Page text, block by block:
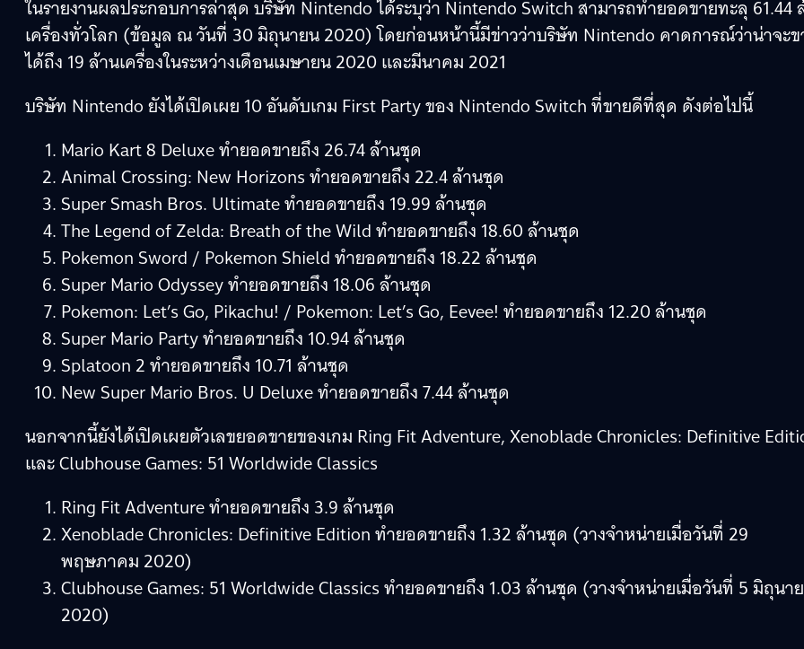
ในรายงานผลประกอบการล่าสุด บริษัท Nintendo ได้ระบุว่า Nintendo Switch สามารถทำยอดขายทะลุ 61.44
เครื่องทั่วโลก (ข้อมูล ณ วันที่ 30 มิถุนายน 2020) โดยก่อนหน้านี้มีข่าวว่าบริษัท Nintendo คาดการณ์ว่าน่าจะข
ได้ถึง 19 ล้านเครื่องในระหว่างเดือนเมษายน 2020 และมีนาคม 2021
บริษัท Nintendo ยังได้เปิดเผย 10 อันดับเกม First Party ของ Nintendo Switch ที่ขายดีที่สุด ดังต่อไปนี้
Mario Kart 8 Deluxe ทำยอดขายถึง 26.74 ล้านชุด
Animal Crossing: New Horizons ทำยอดขายถึง 22.4 ล้านชุด
Super Smash Bros. Ultimate ทำยอดขายถึง 19.99 ล้านชุด
The Legend of Zelda: Breath of the Wild ทำยอดขายถึง 18.60 ล้านชุด
Pokemon Sword / Pokemon Shield ทำยอดขายถึง 18.22 ล้านชุด
Super Mario Odyssey ทำยอดขายถึง 18.06 ล้านชุด
Pokemon: Let’s Go, Pikachu! / Pokemon: Let’s Go, Eevee! ทำยอดขายถึง 12.20 ล้านชุด
Super Mario Party ทำยอดขายถึง 10.94 ล้านชุด
Splatoon 2 ทำยอดขายถึง 10.71 ล้านชุด
New Super Mario Bros. U Deluxe ทำยอดขายถึง 7.44 ล้านชุด
นอกจากนี้ยังได้เปิดเผยตัวเลขยอดขายของเกม Ring Fit Adventure, Xenoblade Chronicles: Definitive
และ Clubhouse Games: 51 Worldwide Classics
Ring Fit Adventure ทำยอดขายถึง 3.9 ล้านชุด
Xenoblade Chronicles: Definitive Edition ทำยอดขายถึง 1.32 ล้านชุด (วางจำหน่ายเมื่อวันที่ 29
พฤษภาคม 2020)
Clubhouse Games: 51 Worldwide Classics ทำยอดขายถึง 1.03 ล้านชุด (วางจำหน่ายเมื่อวันที่ 5 มิถุนา
2020)